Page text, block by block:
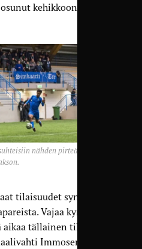
kehikkoon.
nähden pirteän toisen
tilaisuudet syntyivät
Vajaa kymmenen
tällainen tilanne
Immosen